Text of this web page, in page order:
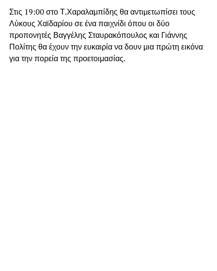
Στις 19:00 στο Τ.Χαραλαμπίδης θα αντιμετωπίσει τους
Λύκους Χαϊδαρίου σε ένα παιχνίδι όπου οι δύο
προπονητές Βαγγέλης Σταυρακόπουλος και Γιάννης
Πολίτης θα έχουν την ευκαιρία να δουν μια πρώτη εικόνα
για την πορεία της προετοιμασίας.